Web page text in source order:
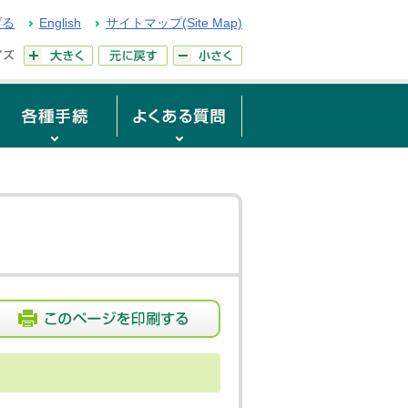
English サイトマップ(Site Map)